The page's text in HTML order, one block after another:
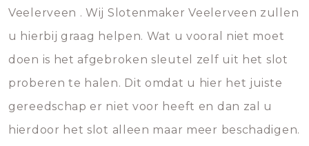
Veelerveen . Wij Slotenmaker Veelerveen zullen
u hierbij graag helpen. Wat u vooral niet moet
doen is het afgebroken sleutel zelf uit het slot
proberen te halen. Dit omdat u hier het juiste
gereedschap er niet voor heeft en dan zal u
hierdoor het slot alleen maar meer beschadigen.